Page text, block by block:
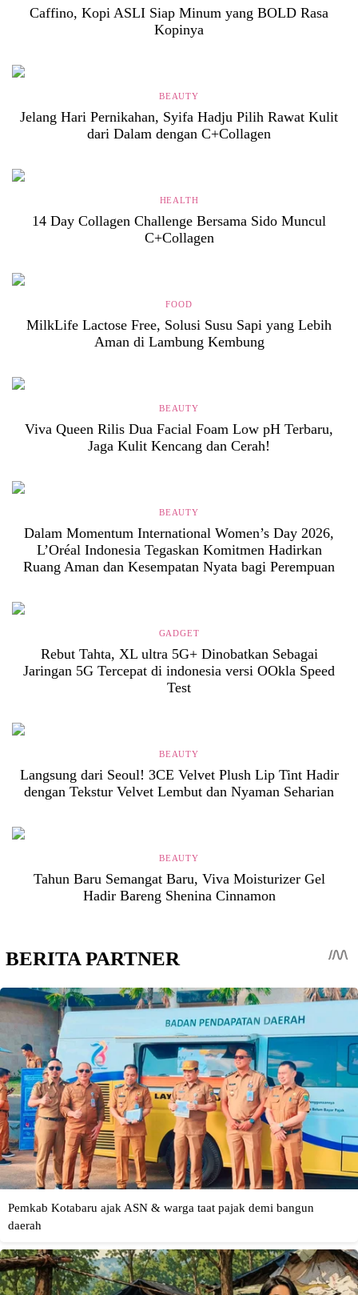
Caffino, Kopi ASLI Siap Minum yang BOLD Rasa
Kopinya
BEAUTY
Jelang Hari Pernikahan, Syifa Hadju Pilih Rawat Kulit
dari Dalam dengan C+Collagen
HEALTH
14 Day Collagen Challenge Bersama Sido Muncul
C+Collagen
FOOD
MilkLife Lactose Free, Solusi Susu Sapi yang Lebih
Aman di Lambung Kembung
BEAUTY
Viva Queen Rilis Dua Facial Foam Low pH Terbaru,
Jaga Kulit Kencang dan Cerah!
BEAUTY
Dalam Momentum International Women’s Day 2026,
L’Oréal Indonesia Tegaskan Komitmen Hadirkan
Ruang Aman dan Kesempatan Nyata bagi Perempuan
GADGET
Rebut Tahta, XL ultra 5G+ Dinobatkan Sebagai
Jaringan 5G Tercepat di indonesia versi OOkla Speed
Test
BEAUTY
Langsung dari Seoul! 3CE Velvet Plush Lip Tint Hadir
dengan Tekstur Velvet Lembut dan Nyaman Seharian
BEAUTY
Tahun Baru Semangat Baru, Viva Moisturizer Gel
Hadir Bareng Shenina Cinnamon